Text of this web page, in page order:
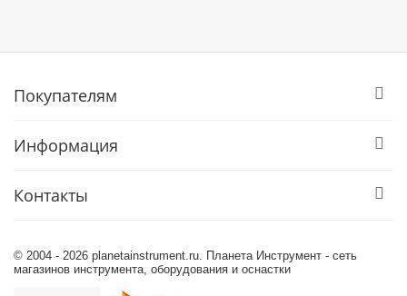
Покупателям
Информация
Контакты
© 2004 - 2026 planetainstrument.ru. Планета Инструмент - сеть
магазинов инструмента, оборудования и оснастки